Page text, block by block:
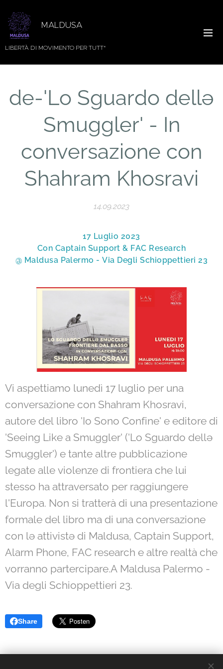
MALDUSA
LIBERTÀ DI MOVIMENTO PER TUTT*
de-'Lo Sguardo dellə
Smuggler' - In
conversazione con
Shahram Khosravi
14.09.2023
17 Luglio 2023
Con Captain Support & FAC Research
@ Maldusa Palermo - Via Degli Schioppettieri 23
Vi aspettiamo lunedì 17 luglio per una
conversazione con Shahram Khosravi,
autore del libro 'Io Sono Confine' e editore di
'Seeing Like a Smuggler' ('Lo Sguardo dellə
Smuggler') e tante altre pubblicazione
legate alle violenze di frontiera che lui
stesso ha attraversato per raggiungere
l'Europa. Non si tratterà di una presentazione
formale del libro ma di una conversazione
con lə attivistə di Maldusa, Captain Support,
Alarm Phone, FAC research e altre realtà che
vorranno partercipare.A Maldusa Palermo -
Via degli Schioppettieri 23.
Share